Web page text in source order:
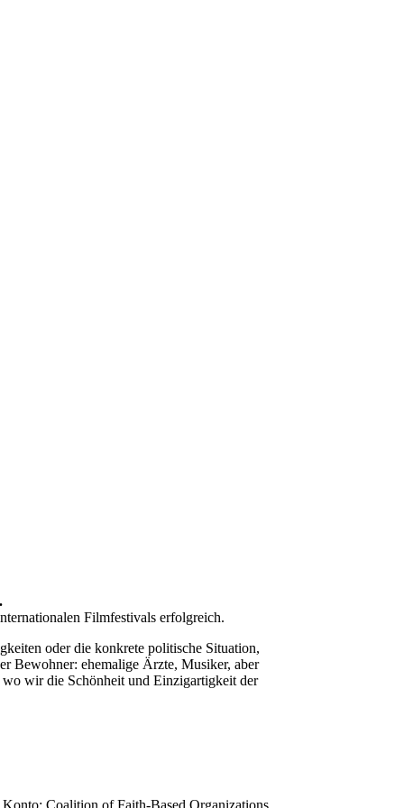
Filmfestivals erfolgreich.
oder die konkrete politische Situation,
Bewohner: ehemalige Ärzte, Musiker, aber
wir die Schönheit und Einzigartigkeit der